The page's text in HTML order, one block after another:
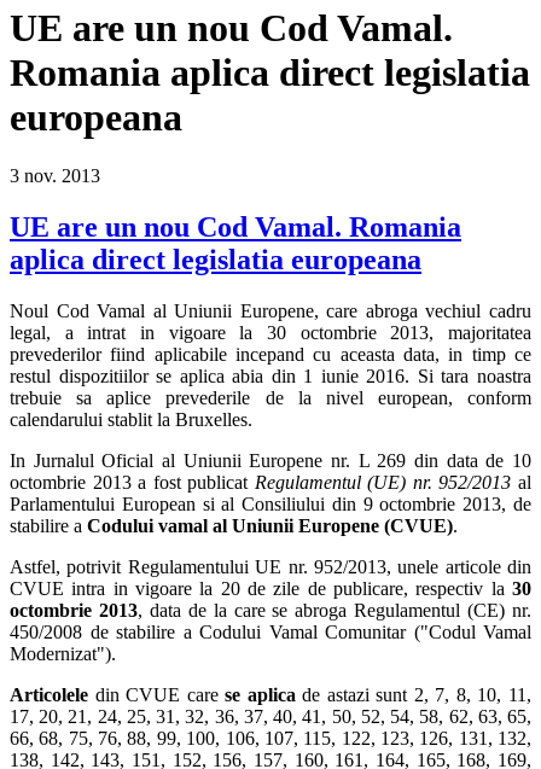
UE are un nou Cod Vamal.
Romania aplica direct legislatia
europeana
3 nov. 2013
UE are un nou Cod Vamal. Romania
aplica direct legislatia europeana
Noul Cod Vamal al Uniunii Europene, care abroga vechiul cadru
legal, a intrat in vigoare la 30 octombrie 2013, majoritatea
prevederilor fiind aplicabile incepand cu aceasta data, in timp ce
restul dispozitiilor se aplica abia din 1 iunie 2016. Si tara noastra
trebuie sa aplice prevederile de la nivel european, conform
calendarului stablit la Bruxelles.
In Jurnalul Oficial al Uniunii Europene nr. L 269 din data de 10
octombrie 2013 a fost publicat Regulamentul (UE) nr. 952/2013 al
Parlamentului European si al Consiliului din 9 octombrie 2013, de
stabilire a Codului vamal al Uniunii Europene (CVUE).
Astfel, potrivit Regulamentului UE nr. 952/2013, unele articole din
CVUE intra in vigoare la 20 de zile de publicare, respectiv la 30
octombrie 2013, data de la care se abroga Regulamentul (CE) nr.
450/2008 de stabilire a Codului Vamal Comunitar ("Codul Vamal
Modernizat").
Articolele din CVUE carese aplica de astazi sunt 2, 7, 8, 10, 11,
17, 20, 21, 24, 25, 31, 32, 36, 37, 40, 41, 50, 52, 54, 58, 62, 63, 65,
66, 68, 75, 76, 88, 99, 100, 106, 107, 115, 122, 123, 126, 131, 132,
138, 142, 143, 151, 152, 156, 157, 160, 161, 164, 165, 168, 169,